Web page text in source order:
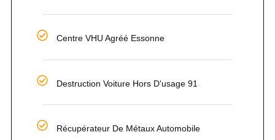
Centre VHU Agréé Essonne
Destruction Voiture Hors D'usage 91
Récupérateur De Métaux Automobile